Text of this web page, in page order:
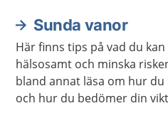
Sunda vanor
Här finns tips på vad du
hälsosamt och minska
bland annat läsa om hur
och hur du bedömer din